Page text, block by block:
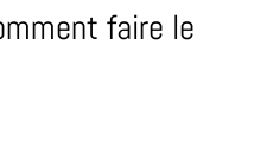
faire le